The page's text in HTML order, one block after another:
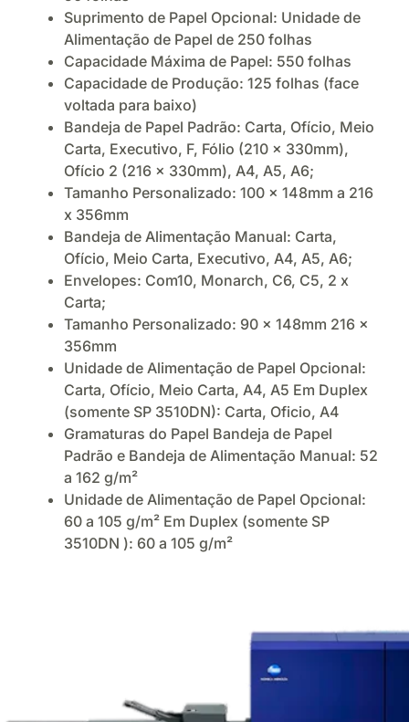
Suprimento de Papel Opcional: Unidade de
Alimentação de Papel de 250 folhas
Capacidade Máxima de Papel: 550 folhas
Capacidade de Produção: 125 folhas (face
voltada para baixo)
Bandeja de Papel Padrão: Carta, Ofício, Meio
Carta, Executivo, F, Fólio (210 x 330mm),
Ofício 2 (216 x 330mm), A4, A5, A6;
Tamanho Personalizado: 100 x 148mm a 216
x 356mm
Bandeja de Alimentação Manual: Carta,
Ofício, Meio Carta, Executivo, A4, A5, A6;
Envelopes: Com10, Monarch, C6, C5, 2 x
Carta;
Tamanho Personalizado: 90 x 148mm 216 x
356mm
Unidade de Alimentação de Papel Opcional:
Carta, Ofício, Meio Carta, A4, A5 Em Duplex
(somente SP 3510DN): Carta, Oficio, A4
Gramaturas do Papel Bandeja de Papel
Padrão e Bandeja de Alimentação Manual: 52
a 162 g/m²
Unidade de Alimentação de Papel Opcional:
60 a 105 g/m² Em Duplex (somente SP
3510DN ): 60 a 105 g/m²